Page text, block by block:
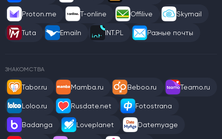
Proton.me T-online Offilive Skymail
Tuta Emailn INT.PL Разные почты
ЗНАКОМСТВА
Tabor.ru Mamba.ru Beboo.ru Teamo.ru
Loloo.ru Rusdate.net Fotostrana
Badanga Loveplanet Datemyage